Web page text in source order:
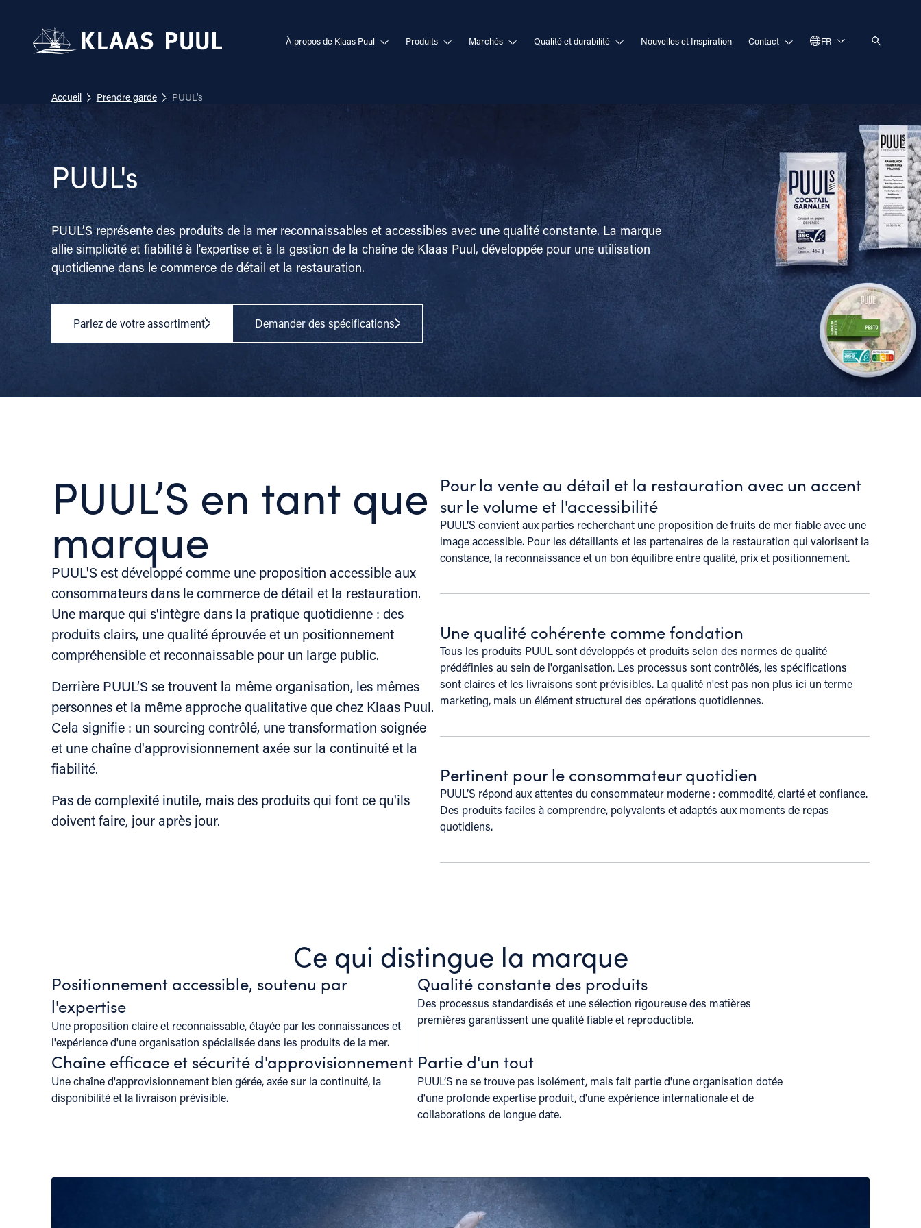
À propos de Klaas Puul Produits Marchés Qualité et durabilité Nouvelles et Inspiration Contact FR
Accueil Prendre garde PUUL's
PUUL's
PUUL’S représente des produits de la mer reconnaissables et accessibles avec une qualité constante. La marque
allie simplicité et fiabilité à l'expertise et à la gestion de la chaîne de Klaas Puul, développée pour une utilisation
quotidienne dans le commerce de détail et la restauration.
Parlez de votre assortiment Demander des spécifications
PUUL’S en tant que
marque
PUUL'S est développé comme une proposition accessible aux
consommateurs dans le commerce de détail et la restauration.
Une marque qui s'intègre dans la pratique quotidienne : des
produits clairs, une qualité éprouvée et un positionnement
compréhensible et reconnaissable pour un large public.
Derrière PUUL’S se trouvent la même organisation, les mêmes
personnes et la même approche qualitative que chez Klaas Puul.
Cela signifie : un sourcing contrôlé, une transformation soignée
et une chaîne d'approvisionnement axée sur la continuité et la
fiabilité.
Pas de complexité inutile, mais des produits qui font ce qu'ils
doivent faire, jour après jour.
Pour la vente au détail et la restauration avec un accent
sur le volume et l'accessibilité
PUUL’S convient aux parties recherchant une proposition de fruits de mer fiable avec une
image accessible. Pour les détaillants et les partenaires de la restauration qui valorisent la
constance, la reconnaissance et un bon équilibre entre qualité, prix et positionnement.
Une qualité cohérente comme fondation
Tous les produits PUUL sont développés et produits selon des normes de qualité
prédéfinies au sein de l'organisation. Les processus sont contrôlés, les spécifications
sont claires et les livraisons sont prévisibles. La qualité n'est pas non plus ici un terme
marketing, mais un élément structurel des opérations quotidiennes.
Pertinent pour le consommateur quotidien
PUUL’S répond aux attentes du consommateur moderne : commodité, clarté et confiance.
Des produits faciles à comprendre, polyvalents et adaptés aux moments de repas
quotidiens.
Ce qui distingue la marque
Positionnement accessible, soutenu par
l'expertise
Une proposition claire et reconnaissable, étayée par les connaissances et
l'expérience d'une organisation spécialisée dans les produits de la mer.
Qualité constante des produits
Des processus standardisés et une sélection rigoureuse des matières
premières garantissent une qualité fiable et reproductible.
Chaîne efficace et sécurité d'approvisionnement
Une chaîne d'approvisionnement bien gérée, axée sur la continuité, la
disponibilité et la livraison prévisible.
Partie d'un tout
PUUL’S ne se trouve pas isolément, mais fait partie d'une organisation dotée
d'une profonde expertise produit, d'une expérience internationale et de
collaborations de longue date.